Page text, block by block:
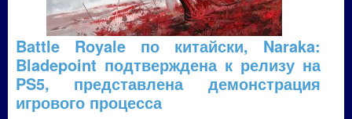
Battle Royale по китайски, Naraka:
Bladepoint подтверждена к релизу на
PS5, представлена демонстрация
игрового процесса